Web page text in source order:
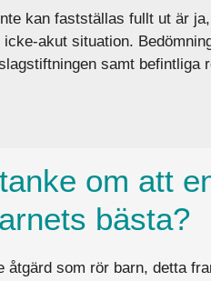
kan fastställas fullt ut är
akut situation.
samt befintliga
om att
bästa?
som rör barn, detta